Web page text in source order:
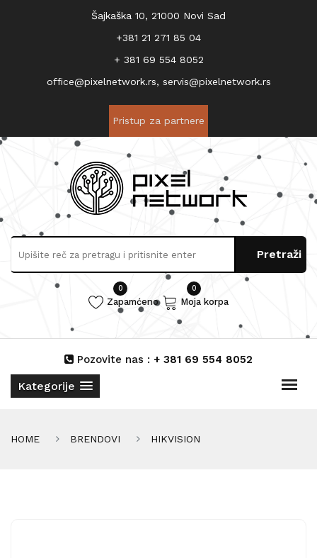
Šajkaška 10, 21000 Novi Sad
+381 21 271 85 04
+ 381 69 554 8052
office@pixelnetwork.rs, servis@pixelnetwork.rs
Pristup za partnere
0
Zapamćeno
0
Moja korpa
Kategorije
Pozovite nas : + 381 69 554 8052
HOME BRENDOVI HIKVISION